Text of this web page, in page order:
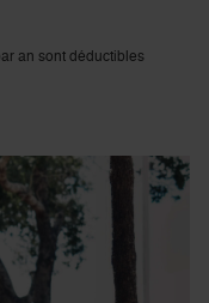
an sont déductibles